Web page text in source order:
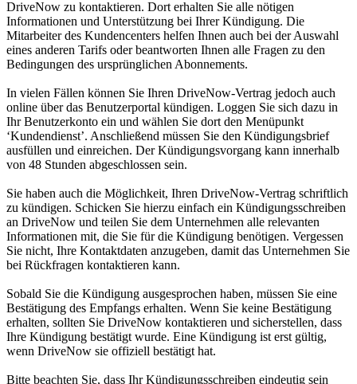
DriveNow zu kontaktieren. Dort erhalten Sie alle nötigen
Informationen und Unterstützung bei Ihrer Kündigung. Die
Mitarbeiter des Kundencenters helfen Ihnen auch bei der Auswahl
eines anderen Tarifs oder beantworten Ihnen alle Fragen zu den
Bedingungen des ursprünglichen Abonnements.
In vielen Fällen können Sie Ihren DriveNow-Vertrag jedoch auch
online über das Benutzerportal kündigen. Loggen Sie sich dazu in
Ihr Benutzerkonto ein und wählen Sie dort den Menüpunkt
‘Kundendienst’. Anschließend müssen Sie den Kündigungsbrief
ausfüllen und einreichen. Der Kündigungsvorgang kann innerhalb
von 48 Stunden abgeschlossen sein.
Sie haben auch die Möglichkeit, Ihren DriveNow-Vertrag schriftlich
zu kündigen. Schicken Sie hierzu einfach ein Kündigungsschreiben
an DriveNow und teilen Sie dem Unternehmen alle relevanten
Informationen mit, die Sie für die Kündigung benötigen. Vergessen
Sie nicht, Ihre Kontaktdaten anzugeben, damit das Unternehmen Sie
bei Rückfragen kontaktieren kann.
Sobald Sie die Kündigung ausgesprochen haben, müssen Sie eine
Bestätigung des Empfangs erhalten. Wenn Sie keine Bestätigung
erhalten, sollten Sie DriveNow kontaktieren und sicherstellen, dass
Ihre Kündigung bestätigt wurde. Eine Kündigung ist erst gültig,
wenn DriveNow sie offiziell bestätigt hat.
Bitte beachten Sie, dass Ihr Kündigungsschreiben eindeutig sein